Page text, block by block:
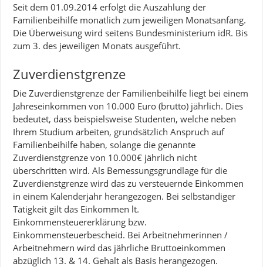
Seit dem 01.09.2014 erfolgt die Auszahlung der
Familienbeihilfe monatlich zum jeweiligen Monatsanfang.
Die Überweisung wird seitens Bundesministerium idR. Bis
zum 3. des jeweiligen Monats ausgeführt.
Zuverdienstgrenze
Die Zuverdienstgrenze der Familienbeihilfe liegt bei einem
Jahreseinkommen von 10.000 Euro (brutto) jährlich. Dies
bedeutet, dass beispielsweise Studenten, welche neben
Ihrem Studium arbeiten, grundsätzlich Anspruch auf
Familienbeihilfe haben, solange die genannte
Zuverdienstgrenze von 10.000€ jährlich nicht
überschritten wird. Als Bemessungsgrundlage für die
Zuverdienstgrenze wird das zu versteuernde Einkommen
in einem Kalenderjahr herangezogen. Bei selbständiger
Tätigkeit gilt das Einkommen lt.
Einkommensteuererklärung bzw.
Einkommensteuerbescheid. Bei Arbeitnehmerinnen /
Arbeitnehmern wird das jährliche Bruttoeinkommen
abzüglich 13. & 14. Gehalt als Basis herangezogen.